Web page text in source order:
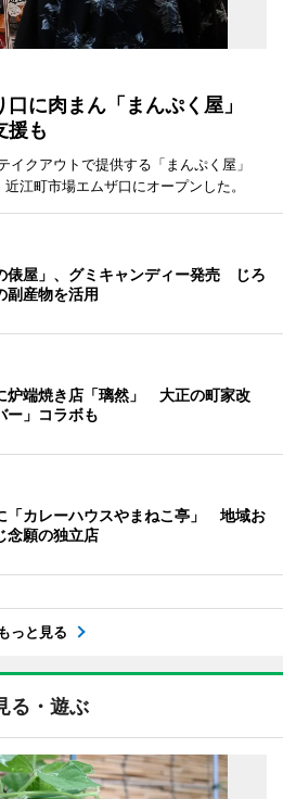
口に肉まん「まんぷく屋」
援も
イクアウトで提供する「まんぷく屋」
江町市場エムザ口にオープンした。
俵屋」、グミキャンディー発売 じろ
副産物を活用
炉端焼き店「璃然」 大正の町家改
ー」コラボも
「カレーハウスやまねこ亭」 地域お
念願の独立店
もっと見る
る・遊ぶ